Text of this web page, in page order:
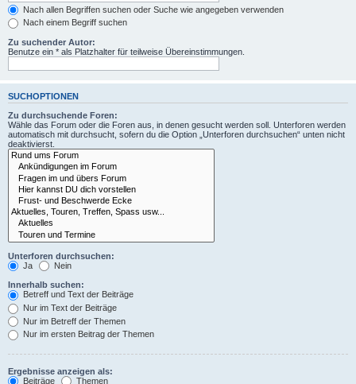
Nach allen Begriffen suchen oder Suche wie angegeben verwenden
Nach einem Begriff suchen
Zu suchender Autor:
Benutze ein * als Platzhalter für teilweise Übereinstimmungen.
SUCHOPTIONEN
Zu durchsuchende Foren:
Wähle das Forum oder die Foren aus, in denen gesucht werden soll. Unterforen werden
automatisch mit durchsucht, sofern du die Option „Unterforen durchsuchen“ unten nicht
deaktivierst.
Unterforen durchsuchen:
Ja
Nein
Innerhalb suchen:
Betreff und Text der Beiträge
Nur im Text der Beiträge
Nur im Betreff der Themen
Nur im ersten Beitrag der Themen
Ergebnisse anzeigen als:
Beiträge
Themen